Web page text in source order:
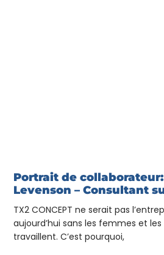
Portrait de
Levenson – Consultant
TX2 CONCEPT ne serait pas
aujourd’hui sans les femmes et
travaillent. C’est pourquoi,